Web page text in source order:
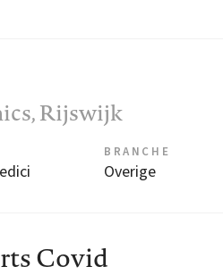
, Rijswijk
BRANCHE
Overige
Covid